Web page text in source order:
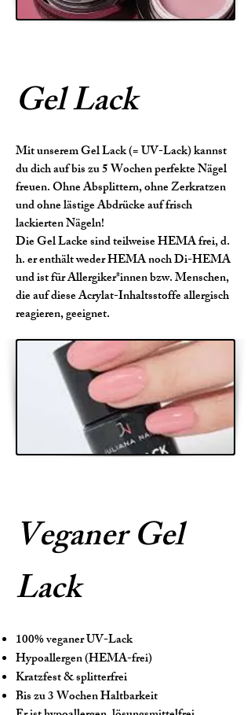
Gel Lack
Mit unserem Gel Lack (= UV-Lack) kannst
du dich auf bis zu 5 Wochen perfekte Nägel
freuen. Ohne Absplittern, ohne Zerkratzen
und ohne lästige Abdrücke auf frisch
lackierten Nägeln!
Die Gel Lacke sind teilweise HEMA frei, d.
h. er enthält weder HEMA noch Di-HEMA
und ist für Allergiker*innen bzw. Menschen,
die auf diese Acrylat-Inhaltsstoffe allergisch
reagieren, geeignet.
Veganer Gel
Lack
100% veganer UV-Lack
Hypoallergen (HEMA-frei)
Kratzfest & splitterfrei
Bis zu 3 Wochen Haltbarkeit